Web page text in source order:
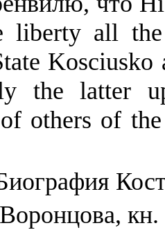
liberty all
the latter
others of
кн.